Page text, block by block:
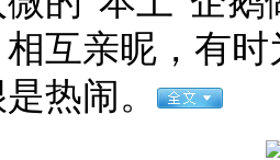
互亲昵，有
热闹。